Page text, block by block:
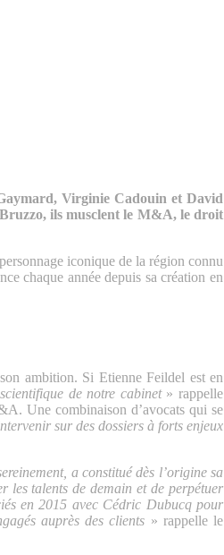
Virginie Cadouin et David
ils musclent le M&A, le droit
iconique de la région connu
chaque année depuis sa création en
ambition. Si Etienne Feildel est en
de notre cabinet » rappelle
Une combinaison d’avocats qui se
sur des dossiers à forts enjeux
a constitué dès l’origine sa
les talents de demain et de perpétuer
en 2015 avec Cédric Dubucq pour
auprès des clients » rappelle le